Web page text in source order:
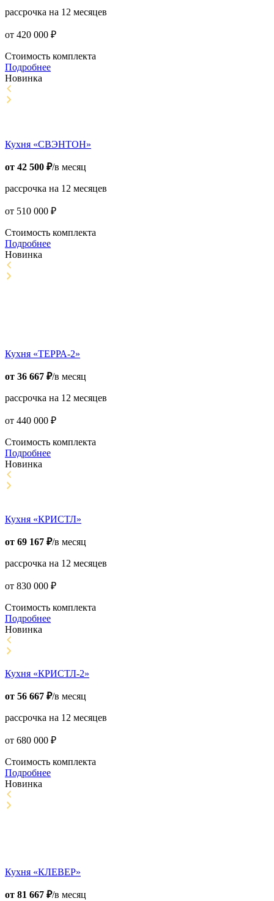
рассрочка на 12 месяцев
от 420 000 ₽
Стоимость комплекта
Подробнее
Новинка
Кухня «СВЭНТОН»
от 42 500 ₽/в месяц
рассрочка на 12 месяцев
от 510 000 ₽
Стоимость комплекта
Подробнее
Новинка
Кухня «ТЕРРА-2»
от 36 667 ₽/в месяц
рассрочка на 12 месяцев
от 440 000 ₽
Стоимость комплекта
Подробнее
Новинка
Кухня «КРИСТЛ»
от 69 167 ₽/в месяц
рассрочка на 12 месяцев
от 830 000 ₽
Стоимость комплекта
Подробнее
Новинка
Кухня «КРИСТЛ-2»
от 56 667 ₽/в месяц
рассрочка на 12 месяцев
от 680 000 ₽
Стоимость комплекта
Подробнее
Новинка
Кухня «КЛЕВЕР»
от 81 667 ₽/в месяц